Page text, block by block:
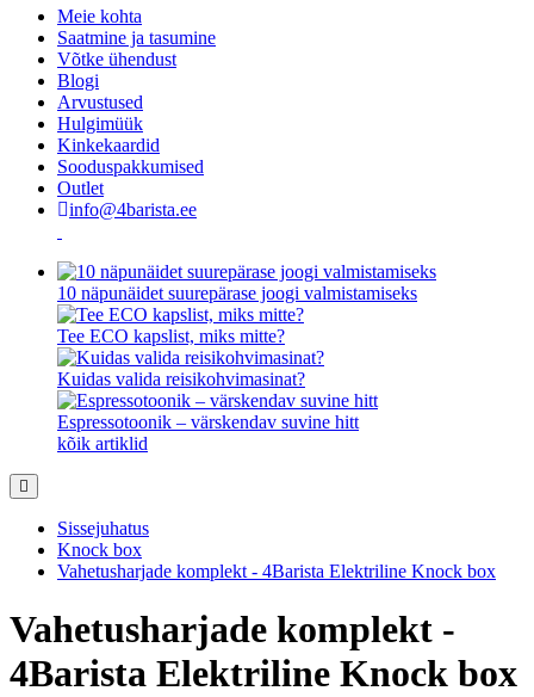
Meie kohta
Saatmine ja tasumine
Võtke ühendust
Blogi
Arvustused
Hulgimüük
Kinkekaardid
Sooduspakkumised
Outlet
info@4barista.ee
10 näpunäidet suurepärase joogi valmistamiseks
Tee ECO kapslist, miks mitte?
Kuidas valida reisikohvimasinat?
Espressotoonik – värskendav suvine hitt
kõik artiklid
Sissejuhatus
Knock box
Vahetusharjade komplekt - 4Barista Elektriline Knock box
Vahetusharjade komplekt -
4Barista Elektriline Knock box